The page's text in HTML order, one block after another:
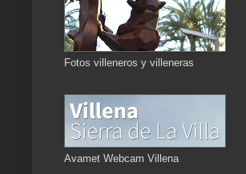
Fotos villeneros y villeneras
Avamet Webcam Villena